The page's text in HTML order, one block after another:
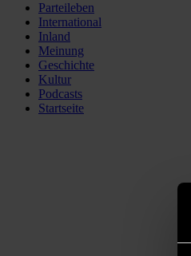
Parteileben
International
Inland
Meinung
Geschichte
Kultur
Podcasts
Startseite